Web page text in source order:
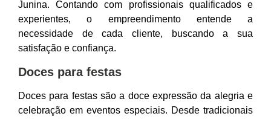
Junina. Contando com profissionais qualificados e
experientes, o empreendimento entende a
necessidade de cada cliente, buscando a sua
satisfação e confiança.
Doces para festas
Doces para festas são a doce expressão da alegria e
celebração em eventos especiais. Desde tradicionais